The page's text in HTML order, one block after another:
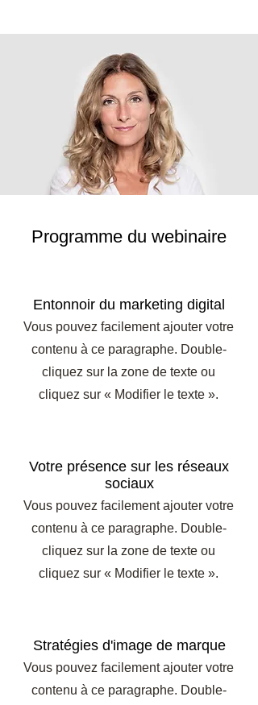
Programme du webinaire
Entonnoir du marketing digital
Vous pouvez facilement ajouter votre
contenu à ce paragraphe. Double-
cliquez sur la zone de texte ou
cliquez sur « Modifier le texte ».
Votre présence sur les réseaux
sociaux
Vous pouvez facilement ajouter votre
contenu à ce paragraphe. Double-
cliquez sur la zone de texte ou
cliquez sur « Modifier le texte ».
Stratégies d'image de marque
Vous pouvez facilement ajouter votre
contenu à ce paragraphe. Double-